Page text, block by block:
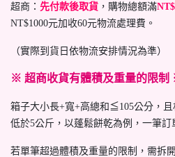
超商： 先付款後取貨 ，購物總額滿
NT$1000元加收60元物流處理費。
（實際到貨日依物流安排情況為準）
※ 超商收貨有體積及重量的限制
箱子大小長+寬+高總和≦105公分，
低於5公斤，以蓬鬆餅乾為例，一筆訂
若單筆超過體積及重量的限制，需拆